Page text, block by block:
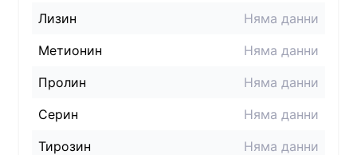
Лизин
Няма данни
Метионин
Няма данни
Пролин
Няма данни
Серин
Няма данни
Тирозин
Няма данни